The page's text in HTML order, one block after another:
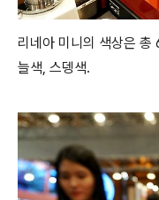
리네아 미니의 색상은 총
늘색, 스뎅색.